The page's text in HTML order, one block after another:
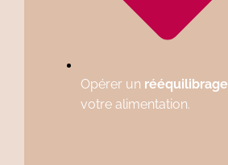
Opérer un rééquilibrage
votre alimentation.